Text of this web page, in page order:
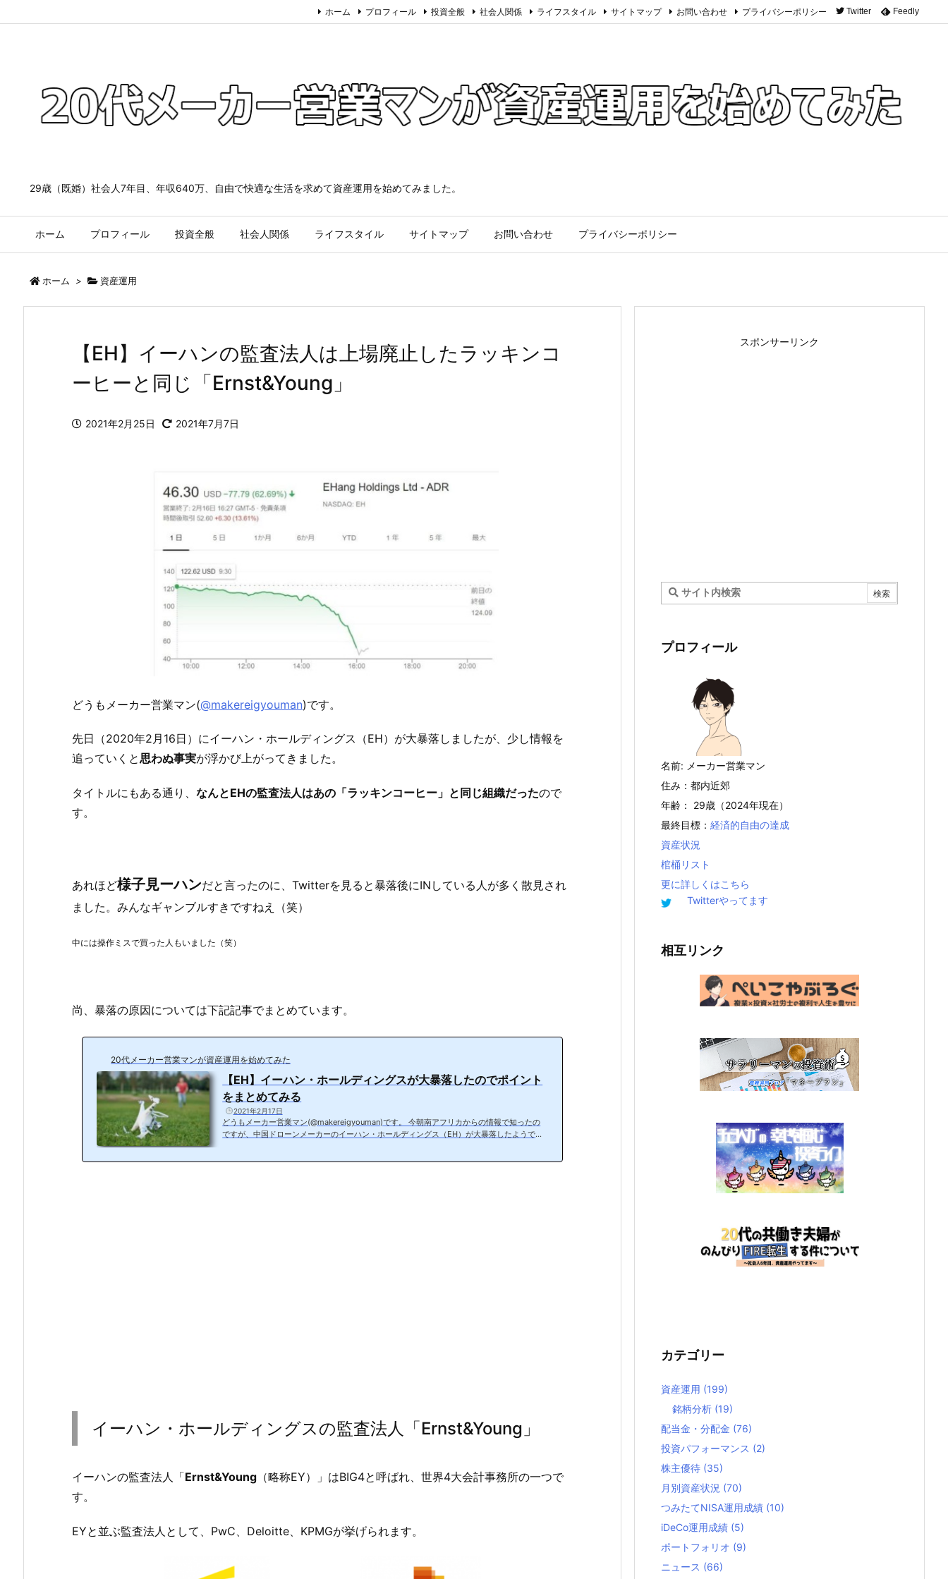
29歳（既婚）社会人7年目、年収640万、自由で快適な生活を求めて資産運用を始めてみました。
ホーム プロフィール 投資全般 社会人関係 ライフスタイル サイトマップ お問い合わせ プライバシーポリシー
ホーム プロフィール 投資全般 社会人関係 ライフスタイル サイトマップ お問い合わせ プライバシーポリシー Twitter Feedly
ホーム > 資産運用
【EH】イーハンの監査法人は上場廃止したラッキンコ
ーヒーと同じ「Ernst&Young」
2021年2月25日 2021年7月7日
どうもメーカー営業マン(@makereigyouman)です。
先日（2020年2月16日）にイーハン・ホールディングス（EH）が大暴落しましたが、少し情報を
追っていくと思わぬ事実が浮かび上がってきました。
タイトルにもある通り、 なんとEHの監査法人はあの「ラッキンコーヒー」と同じ組織だったので
す。
あれほど様子見ーハンだと言ったのに、Twitterを見ると暴落後にINしている人が多く散見され
ました。みんなギャンブルすきですねえ（笑）
中には操作ミスで買った人もいました（笑）
尚、暴落の原因については下記記事でまとめています。
20代メーカー営業マンが資産運用を始めてみた
【EH】イーハン・ホールディングスが大暴落したのでポイント
をまとめてみる
2021年2月17日
どうもメーカー営業マン(@makereigyouman)です。 今朝南アフリカからの情報で知ったの
ですが、中国ドローンメーカーのイーハン・ホールディングス（EH）が大暴落したようで
イーハン・ホールディングスの監査法人「Ernst&Young」
イーハンの監査法人「Ernst&Young （略称EY）」はBIG4と呼ばれ、世界4大会計事務所の一つで
す。
EYと並ぶ監査法人として、PwC、Deloitte、KPMGが挙げられます。
スポンサーリンク
プロフィール
名前: メーカー営業マン
住み：都内近郊
年齢： 29歳（2024年現在）
最終目標： 経済的自由の達成
資産状況
棺桶リスト
更に詳しくはこちら
Twitterやってます
相互リンク
カテゴリー
資産運用 (199)
銘柄分析 (19)
配当金・分配金 (76)
投資パフォーマンス (2)
株主優待 (35)
月別資産状況 (70)
つみたてNISA運用成績 (10)
iDeCo運用成績 (5)
ポートフォリオ (9)
ニュース (66)